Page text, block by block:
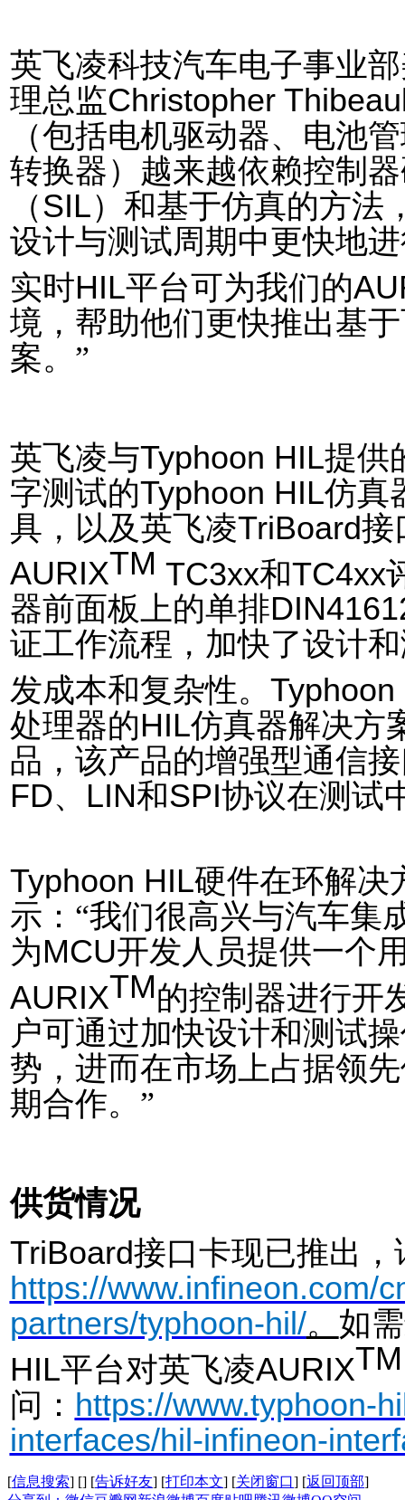
英飞凌科技汽车电子事业
理总监Christopher
（包括电机驱动器、电池
转换器）越来越依赖控制
（SIL）和基于仿真的方法
设计与测试周期中更快地
实时HIL平台可为我们的
境，帮助他们更快推出基
案。 ”
英飞凌与Typhoon HIL提供
字测试的Typhoon HIL仿真
具 ， 以及英飞凌TriBoard接
AURIXTM TC3xx和TC4xx
器前面板上的单排
证工作流程 ， 加快了设计
发成本和复杂性。 Typhoon
处理器的HIL仿真器解决方
品 ，该产品的增强型通信
FD、 LIN和SPI协议在测试
Typhoon HIL硬件在环解决
示 ： “我们很高兴与汽车集
为MCU开发人员提供一个
AURIXTM的控制器进行开
户可通过加快设计和测试
势， 进而在市场 上占据领
期合作。 ”
供货情况
TriBoard接口卡现已推出 ，
https://www.infineon.com/
partners/typhoon-hil/。 如
HIL平台对英飞凌AURIXTM
问： https://www.typhoon-
interfaces/hil-infineon-
[信息搜索] [] [告诉好友] [打印本文] [关闭窗口] [返回顶部]